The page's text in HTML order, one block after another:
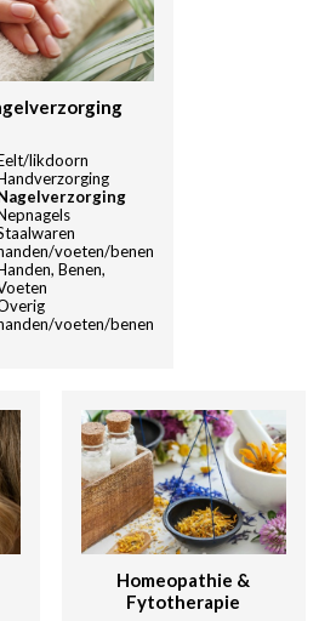
likdoorn
voeten/benen
Benen,
voeten/benen
Homeopathie &
Fytotherapie